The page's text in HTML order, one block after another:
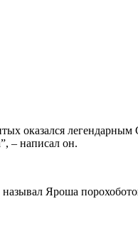
оказался
– написал он.
Яроша